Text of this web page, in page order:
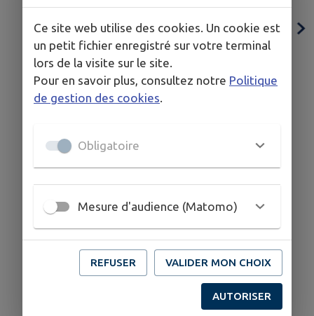
Bib'Occase Lire Délivre
Ce site web utilise des cookies. Un cookie est
un petit fichier enregistré sur votre terminal
lors de la visite sur le site.
Pour en savoir plus, consultez notre Politique
de gestion des cookies
Obligatoire
Mesure d'audience (Matomo)
REFUSER VALIDER MON CHOIX
AUTORISER